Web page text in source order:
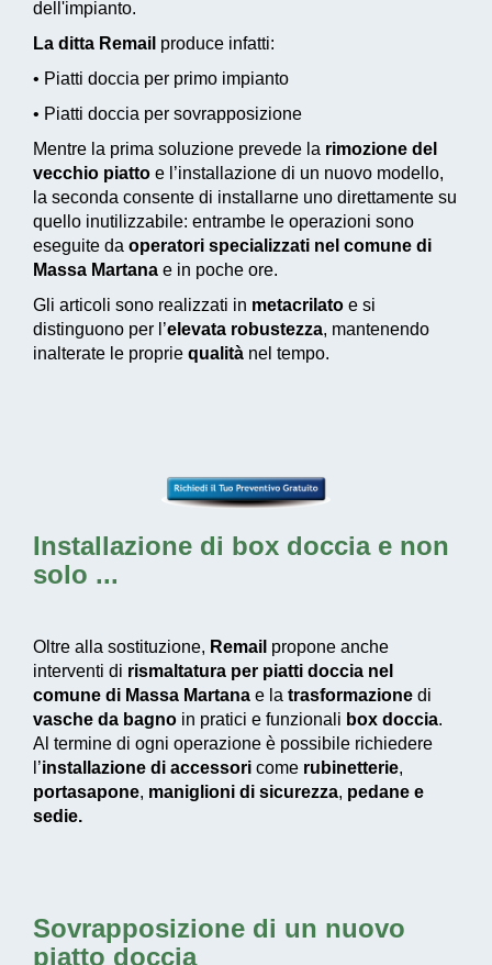
dell'impianto.
La ditta Remail produce infatti:
• Piatti doccia per primo impianto
• Piatti doccia per sovrapposizione
Mentre la prima soluzione prevede la rimozione del
vecchio piatto e l’installazione di un nuovo modello,
la seconda consente di installarne uno direttamente su
quello inutilizzabile: entrambe le operazioni sono
eseguite da operatori specializzati nel comune di
Massa Martana e in poche ore.
Gli articoli sono realizzati in metacrilato e si
distinguono per l’elevata robustezza, mantenendo
inalterate le proprie qualità nel tempo.
Installazione di box docciae non
solo ...
Oltre alla sostituzione, Remail propone anche
interventi di rismaltatura per piatti doccia nel
comune di Massa Martana e la trasformazione di
vasche da bagno in pratici e funzionali box doccia.
Al termine di ogni operazione è possibile richiedere
l’installazione di accessori come rubinetterie,
portasapone, maniglioni di sicurezza, pedane e
sedie.
Sovrapposizione di un nuovo
piatto doccia